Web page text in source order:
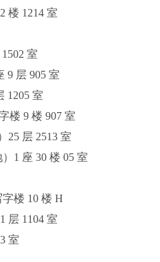
楼 1214 室
室
9 层 905 室
1205 室
楼 9 楼 907 室
25 层 2513 室
1 座 30 楼 05 室
楼 10 楼 H
层 1104 室
室